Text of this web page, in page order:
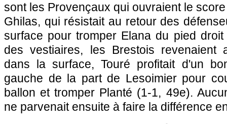
sont les Provençaux qui ouvraient le
Ghilas, qui résistait au retour des
surface pour tromper Elana du pied
des vestiaires, les Brestois revenaient
dans la surface, Touré profitait d'un
gauche de la part de Lesoimier pour
ballon et tromper Planté (1-1, 49e).
ne parvenait ensuite à faire la différence